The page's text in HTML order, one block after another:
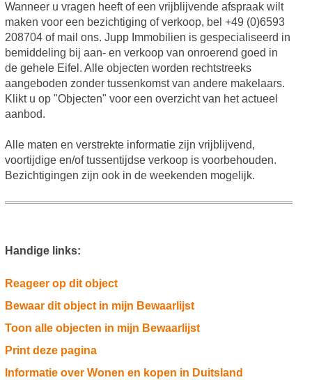
Wanneer u vragen heeft of een vrijblijvende afspraak wilt
maken voor een bezichtiging of verkoop, bel +49 (0)6593
208704 of mail ons. Jupp Immobilien is gespecialiseerd in
bemiddeling bij aan- en verkoop van onroerend goed in
de gehele Eifel. Alle objecten worden rechtstreeks
aangeboden zonder tussenkomst van andere makelaars.
Klikt u op "Objecten" voor een overzicht van het actueel
aanbod.
Alle maten en verstrekte informatie zijn vrijblijvend,
voortijdige en/of tussentijdse verkoop is voorbehouden.
Bezichtigingen zijn ook in de weekenden mogelijk.
Handige links:
Reageer op dit object
Bewaar dit object in mijn Bewaarlijst
Toon alle objecten in mijn Bewaarlijst
Print deze pagina
Informatie over Wonen en kopen in Duitsland